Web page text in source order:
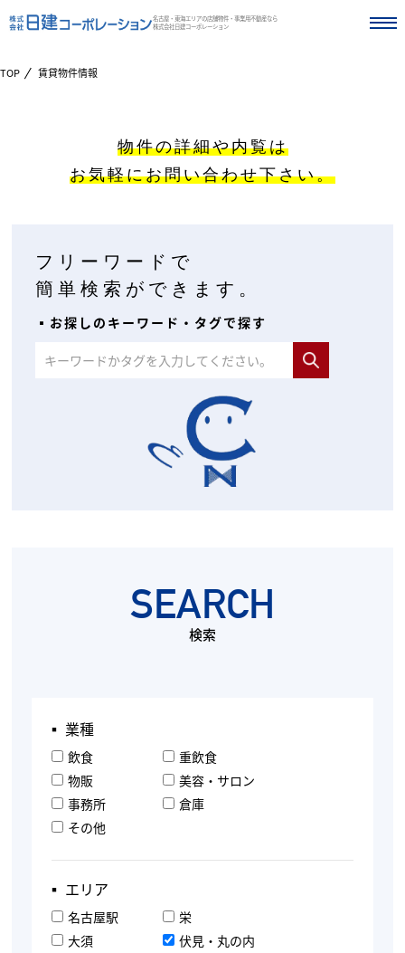
名古屋・東海エリアの店舗物件・事業用不動産なら
株式会社日建コーポレーション
TOP 賃貸物件情報
物件の詳細や内覧は
お気軽にお問い合わせ下さい。
フリーワードで
簡単検索ができます。
▪︎お探しのキーワード・タグで探す
SEARCH
検索
▪︎ 業種
飲食
重飲食
物販
美容・サロン
事務所
倉庫
その他
▪︎ エリア
名古屋駅
栄
大須
伏見・丸の内